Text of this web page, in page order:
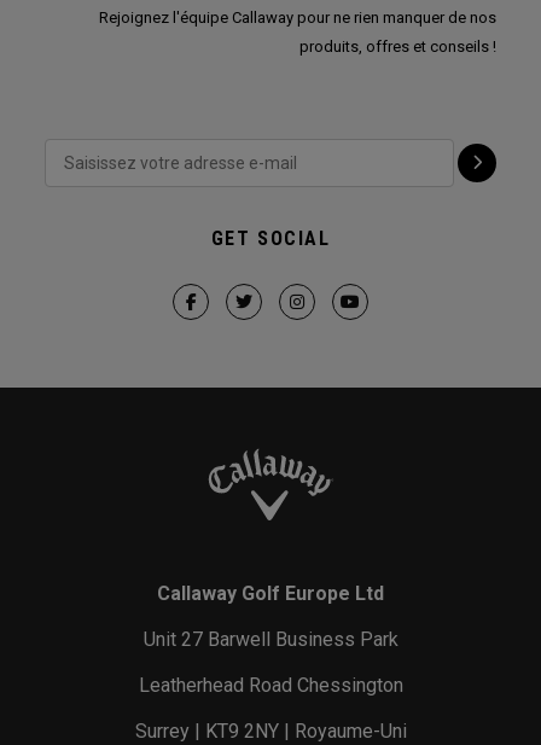
Rejoignez l'équipe Callaway pour ne rien manquer de nos
produits, offres et conseils !
GET SOCIAL
Callaway Golf Europe Ltd
Unit 27 Barwell Business Park
Leatherhead Road Chessington
Surrey | KT9 2NY | Royaume-Uni